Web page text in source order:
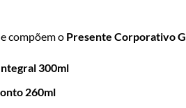
compõem o Presente Corporativo G
300ml
260ml